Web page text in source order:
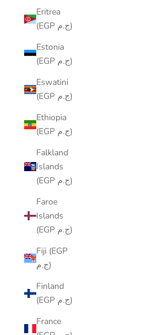
Eritrea
(EGP ج.م)
Estonia
(EGP ج.م)
Eswatini
(EGP ج.م)
Ethiopia
(EGP ج.م)
Falkland
Islands
(EGP ج.م)
Faroe
Islands
(EGP ج.م)
Fiji (EGP
ج.م)
Finland
(EGP ج.م)
France